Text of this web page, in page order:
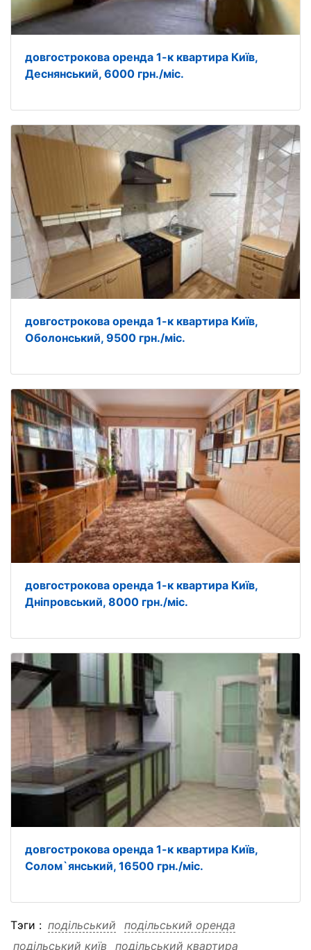
довгострокова оренда 1-к квартира Київ,
Деснянський, 6000 грн./міс.
довгострокова оренда 1-к квартира Київ,
Оболонський, 9500 грн./міс.
довгострокова оренда 1-к квартира Київ,
Дніпровський, 8000 грн./міс.
довгострокова оренда 1-к квартира Київ,
Солом`янський, 16500 грн./міс.
Тэги : подільський
подільський оренда
подільський київ
подільський квартира